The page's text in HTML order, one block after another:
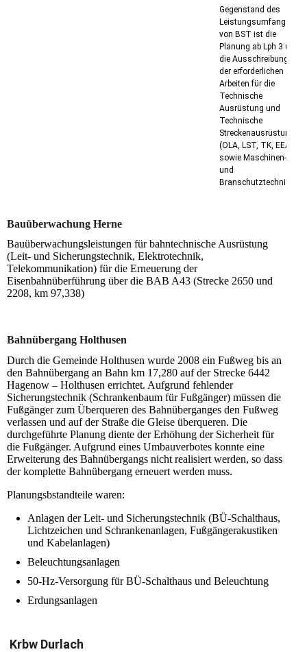
Gegenstand des
Leistungsumfanges
von BST ist die
Planung ab Lph 3 und
die Ausschreibung
der erforderlichen
Arbeiten für die
Technische
Ausrüstung und
Technische
Streckenausrüstung
(OLA, LST, TK, EEA
sowie Maschinen-
und
Branschutztechnik).
Bauüberwachung Herne
Bauüberwachungsleistungen für bahntechnische Ausrüstung
(Leit- und Sicherungstechnik, Elektrotechnik,
Telekommunikation) für die Erneuerung der
Eisenbahnüberführung über die BAB A43 (Strecke 2650 und
2208, km 97,338)
Bahnübergang Holthusen
Durch die Gemeinde Holthusen wurde 2008 ein Fußweg bis an
den Bahnübergang an Bahn km 17,280 auf der Strecke 6442
Hagenow – Holthusen errichtet. Aufgrund fehlender
Sicherungstechnik (Schrankenbaum für Fußgänger) müssen die
Fußgänger zum Überqueren des Bahnüberganges den Fußweg
verlassen und auf der Straße die Gleise überqueren. Die
durchgeführte Planung diente der Erhöhung der Sicherheit für
die Fußgänger. Aufgrund eines Umbauverbotes konnte eine
Erweiterung des Bahnübergangs nicht realisiert werden, so dass
der komplette Bahnübergang erneuert werden muss.
Planungsbstandteile waren:
Anlagen der Leit- und Sicherungstechnik (BÜ-Schalthaus,
Lichtzeichen und Schrankenanlagen, Fußgängerakustiken
und Kabelanlagen)
Beleuchtungsanlagen
50-Hz-Versorgung für BÜ-Schalthaus und Beleuchtung
Erdungsanlagen
Krbw Durlach